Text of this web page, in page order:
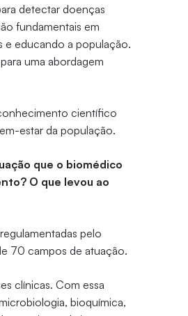
detectar doenças
fundamentais em
e educando a população.
uma abordagem
científico
estar da população.
que o biomédico
O que levou ao
pelo
70 campos de atuação.
clínicas. Com essa
bioquímica,